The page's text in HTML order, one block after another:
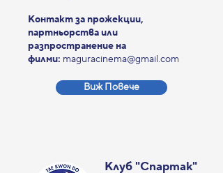
Контакт за прожекции,
партньорства или
разпространение на
филми: maguracinema@gmail.com
Виж Повече
Клуб "Спартак"